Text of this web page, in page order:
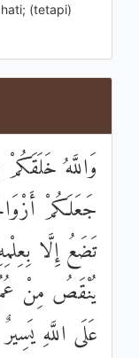
(tetapi)
وَاللَّهُ
جَعَلَكُمْ
تَضَعُ إِلَّا
يُنْقَصُ مِنْ
عَلَى اللَّهِ يَسِيرٌ